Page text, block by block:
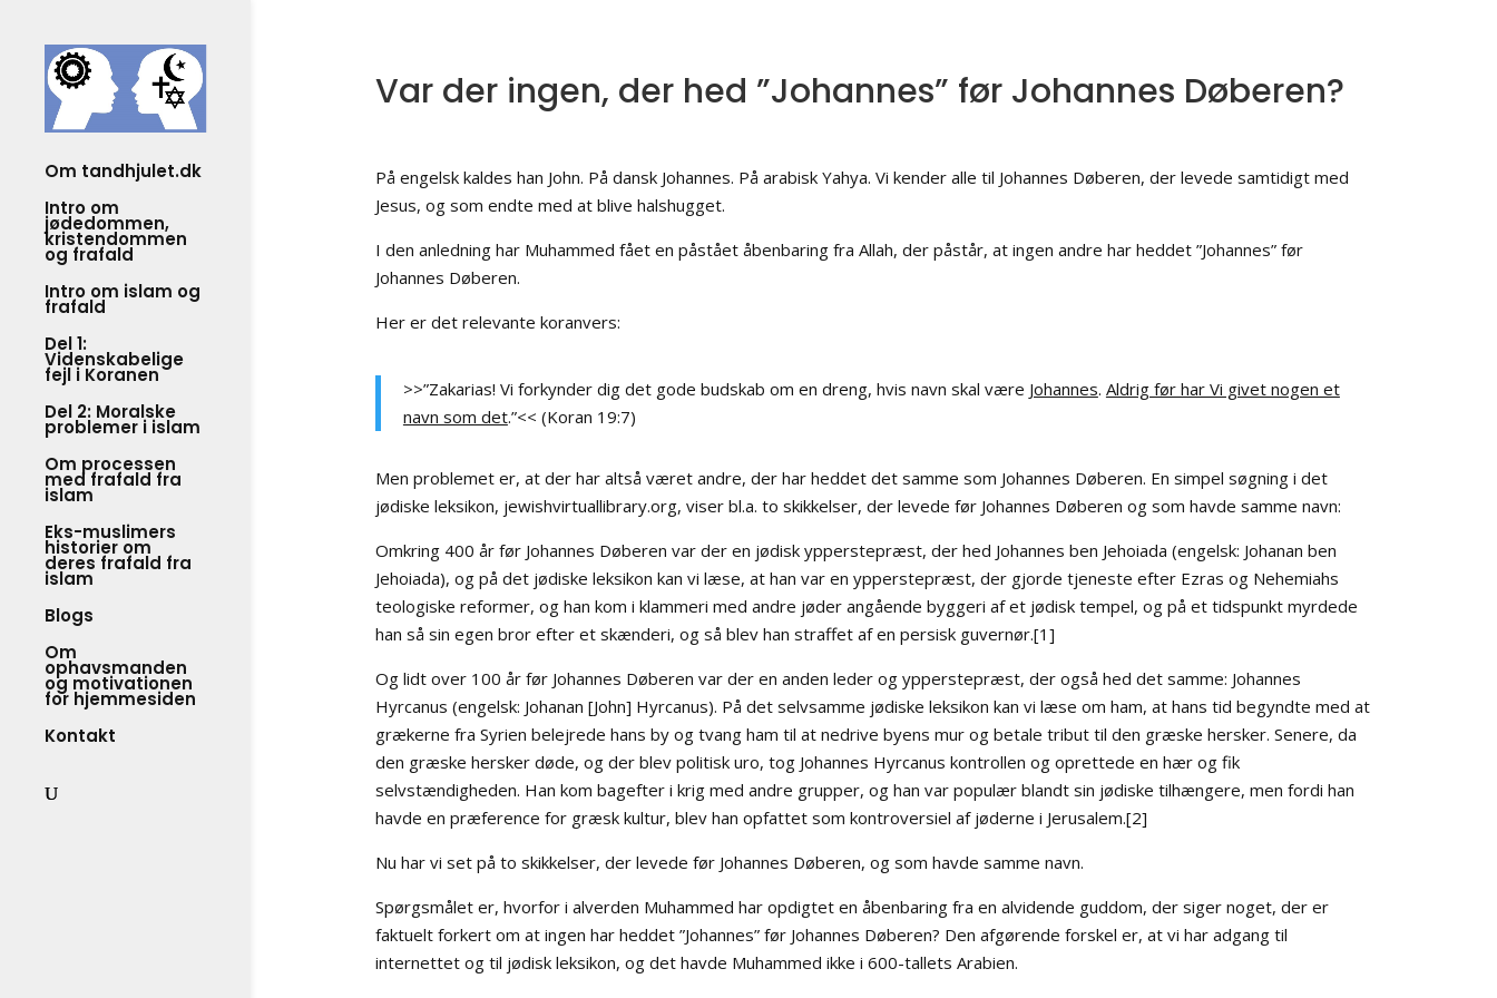
Om tandhjulet.dk
Intro om
jødedommen,
kristendommen
og frafald
Intro om islam og
frafald
Del 1:
Videnskabelige
fejl i Koranen
Del 2: Moralske
problemer i islam
Om processen
med frafald fra
islam
Eks-muslimers
historier om
deres frafald fra
islam
Blogs
Om
ophavsmanden
og motivationen
for hjemmesiden
Kontakt
Var der ingen, der hed ”Johannes” før Johannes Døberen?
På engelsk kaldes han John. På dansk Johannes. På arabisk Yahya. Vi kender alle til Johannes Døberen, der levede samtidigt med
Jesus, og som endte med at blive halshugget.
I den anledning har Muhammed fået en påstået åbenbaring fra Allah, der påstår, at ingen andre har heddet ”Johannes” før
Johannes Døberen.
Her er det relevante koranvers:
>>”Zakarias! Vi forkynder dig det gode budskab om en dreng, hvis navn skal være Johannes. Aldrig før har Vi givet nogen et
navn som det.”<< (Koran 19:7)
Men problemet er, at der har altså været andre, der har heddet det samme som Johannes Døberen. En simpel søgning i det
jødiske leksikon, jewishvirtuallibrary.org, viser bl.a. to skikkelser, der levede før Johannes Døberen og som havde samme navn:
Omkring 400 år før Johannes Døberen var der en jødisk ypperstepræst, der hed Johannes ben Jehoiada (engelsk: Johanan ben
Jehoiada), og på det jødiske leksikon kan vi læse, at han var en ypperstepræst, der gjorde tjeneste efter Ezras og Nehemiahs
teologiske reformer, og han kom i klammeri med andre jøder angående byggeri af et jødisk tempel, og på et tidspunkt myrdede
han så sin egen bror efter et skænderi, og så blev han straffet af en persisk guvernør.[1]
Og lidt over 100 år før Johannes Døberen var der en anden leder og ypperstepræst, der også hed det samme: Johannes
Hyrcanus (engelsk: Johanan [John] Hyrcanus). På det selvsamme jødiske leksikon kan vi læse om ham, at hans tid begyndte med at
grækerne fra Syrien belejrede hans by og tvang ham til at nedrive byens mur og betale tribut til den græske hersker. Senere, da
den græske hersker døde, og der blev politisk uro, tog Johannes Hyrcanus kontrollen og oprettede en hær og fik
selvstændigheden. Han kom bagefter i krig med andre grupper, og han var populær blandt sin jødiske tilhængere, men fordi han
havde en præference for græsk kultur, blev han opfattet som kontroversiel af jøderne i Jerusalem.[2]
Nu har vi set på to skikkelser, der levede før Johannes Døberen, og som havde samme navn.
Spørgsmålet er, hvorfor i alverden Muhammed har opdigtet en åbenbaring fra en alvidende guddom, der siger noget, der er
faktuelt forkert om at ingen har heddet ”Johannes” før Johannes Døberen? Den afgørende forskel er, at vi har adgang til
internettet og til jødisk leksikon, og det havde Muhammed ikke i 600-tallets Arabien.